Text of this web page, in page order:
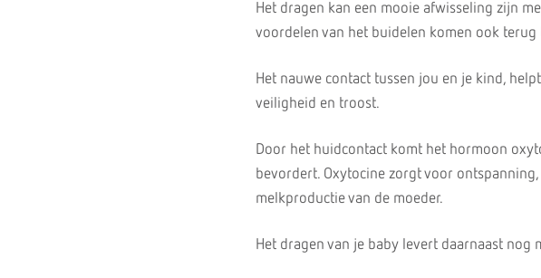
Het dragen kan een mooie afwisseling zijn
voordelen van het buidelen komen ook terug
Het nauwe contact tussen jou en je kind,
veiligheid en troost.
Door het huidcontact komt het hormoon
bevordert. Oxytocine zorgt voor
melkproductie van de moeder.
Het dragen van je baby levert daarnaast nog